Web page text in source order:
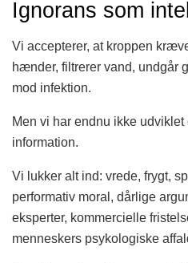
Ignorans som
Vi accepterer, at kroppen
hænder, filtrerer vand, undgår
mod infektion.
Men vi har endnu ikke
information.
Vi lukker alt ind: vrede, frygt,
performativ moral, dårlige
eksperter, kommercielle
menneskers psykologiske